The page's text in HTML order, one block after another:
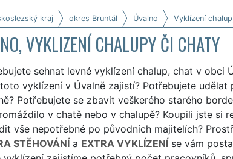
kraj okres Bruntál Úvalno Vyklízení
VYKLIZENÍ CHALUPY ČI CHATY
sehnat levné vyklízení chalup, chat v obci
vyklízení v Úvalně zajistí? Potřebujete udělat
Potřebujete se zbavit veškerého starého
v chatě nebo v chalupě? Koupili jste si
vše nepotřebné po původních majitelích?
STĚHOVÁNÍ a EXTRA VYKLÍZENÍ se vám